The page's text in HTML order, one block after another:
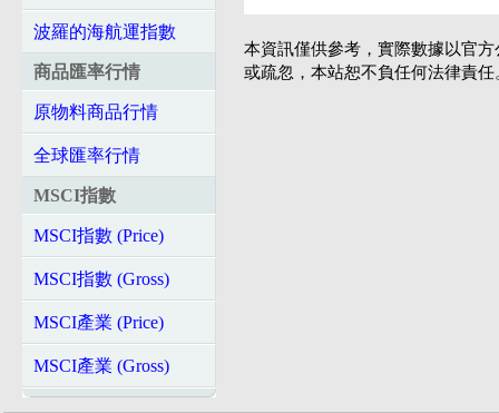
波羅的海航運指數
商品匯率行情
原物料商品行情
全球匯率行情
MSCI指數
MSCI指數 (Price)
MSCI指數 (Gross)
MSCI產業 (Price)
MSCI產業 (Gross)
本資訊僅供參考，實際數據以官
或疏忽，本站恕不負任何法律責任